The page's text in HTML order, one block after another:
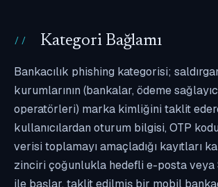
Kategori Bağlamı
Bankacılık phishing kategorisi;
kurumlarının (bankalar, ödeme
operatörleri) marka kimliğini taklit
kullanıcılardan oturum bilgisi, OTP
verisi toplamayı amaçladığı kayıtları
zinciri çoğunlukla hedefli e-posta veya
ile başlar, taklit edilmiş bir mobil